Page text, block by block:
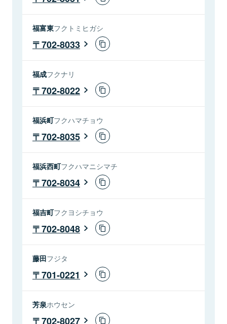
福富東フクトミヒガシ
702-8033
福成フクナリ
702-8022
福浜町フクハマチョウ
702-8035
福浜西町フクハマニシマチ
702-8034
福吉町フクヨシチョウ
702-8048
藤田フジタ
701-0221
芳泉ホウセン
702-8027